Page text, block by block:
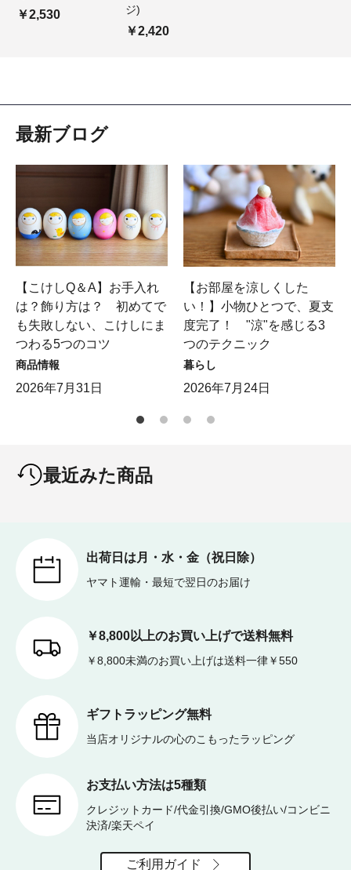
￥2,530
ジ)
￥2,420
最新ブログ
【こけしQ＆A】お手入れ
は？飾り方は？ 初めてで
も失敗しない、こけしにま
つわる5つのコツ
商品情報
2026年7月31日
【お部屋を涼しくした
い！】小物ひとつで、夏支
度完了！ "涼"を感じる3
つのテクニック
暮らし
2026年7月24日
最近みた商品
出荷日は月・水・金（祝日除）
ヤマト運輸・最短で翌日のお届け
￥8,800以上のお買い上げで送料無料
￥8,800未満のお買い上げは送料一律￥550
ギフトラッピング無料
当店オリジナルの心のこもったラッピング
お支払い方法は5種類
クレジットカード/代金引換/GMO後払い/コンビニ
決済/楽天ペイ
ご利用ガイド